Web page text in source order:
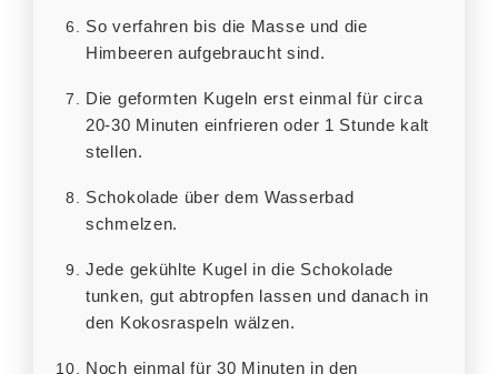
So verfahren bis die Masse und die
Himbeeren aufgebraucht sind.
Die geformten Kugeln erst einmal für circa
20-30 Minuten einfrieren oder 1 Stunde kalt
stellen.
Schokolade über dem Wasserbad
schmelzen.
Jede gekühlte Kugel in die Schokolade
tunken, gut abtropfen lassen und danach in
den Kokosraspeln wälzen.
Noch einmal für 30 Minuten in den